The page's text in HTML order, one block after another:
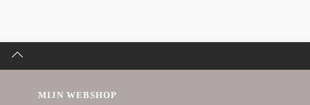
MIJN WEBSHOP